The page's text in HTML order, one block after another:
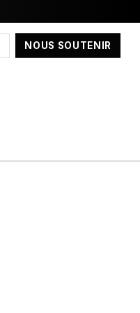
NOUS SOUTENIR